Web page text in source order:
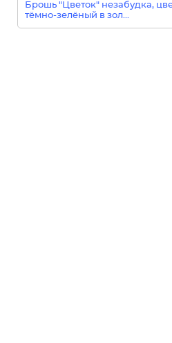
Брошь "Цветок" незабудка,
тёмно-зелёный в зол...